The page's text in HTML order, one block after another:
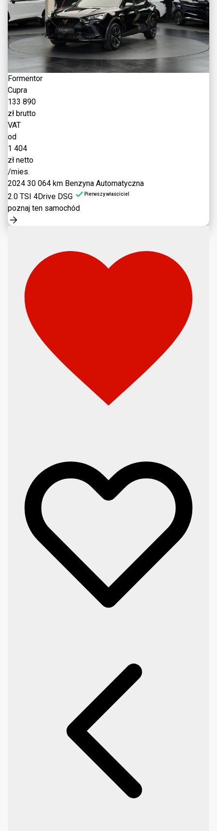
Formentor
Cupra
133 890
zł brutto
VAT
od
1 404
zł netto
/mies.
2024 30 064 km Benzyna Automatyczna
2.0 TSI 4Drive DSG
Pierwszy właściciel
poznaj ten samochód